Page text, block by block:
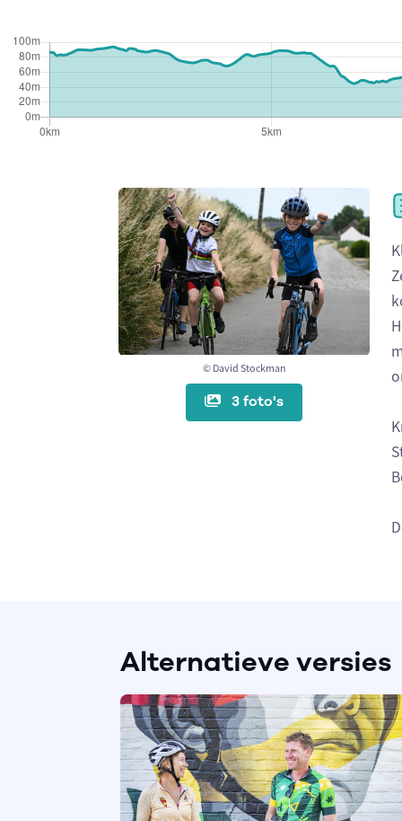
© David Stockman
3 foto's
Alternatieve versies